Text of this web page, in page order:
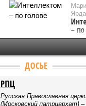
–
ДОСЬЕ
РПЦ
Русская Православная
(Московский патриархат) –